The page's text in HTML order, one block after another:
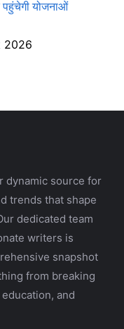
पहुंचेगी योजनाओं
2026
dynamic source for
trends that shape
dedicated team
writers is
snapshot
from breaking
and